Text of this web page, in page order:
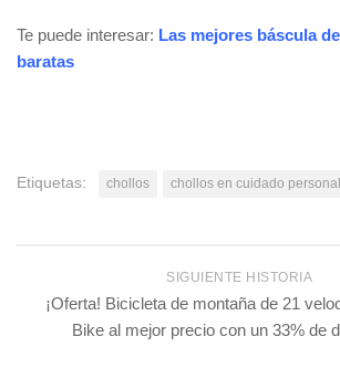
Te puede interesar: Las mejores báscula
baratas
Etiquetas: chollos chollos en cuidado personal
SIGUIENTE HISTORIA
¡Oferta! Bicicleta de montaña de 21
Bike al mejor precio con un 33% de